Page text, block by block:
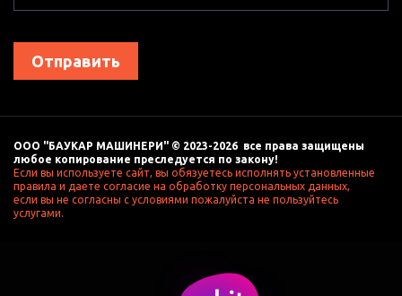
Отправить
ООО "БАУКАР МАШИНЕРИ" © 2023-2026  все права защищены
любое копирование преследуется по закону!
Если вы используете сайт, вы обязуетесь исполнять установленные
правила и даете согласие на обработку персональных данных,
если вы не согласны с условиями пожалуйста не пользуйтесь
услугами.